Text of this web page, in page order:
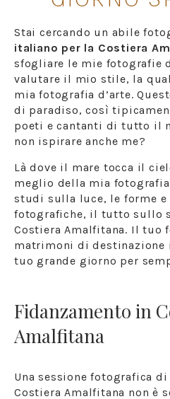
Stai cercando un abile
italiano per la Costiera
sfogliare le mie fotografie
valutare il mio stile, la
mia fotografia d’arte.
di paradiso, così
poeti e cantanti di tutto il
non ispirare anche me?
Là dove il mare tocca il
meglio della mia
studi sulla luce, le forme e
fotografiche, il tutto sullo
Costiera Amalfitana. Il tuo
matrimoni di
tuo grande giorno per
Fidanzamento in
Amalfitana
Una sessione fotografica
Costiera Amalfitana non è